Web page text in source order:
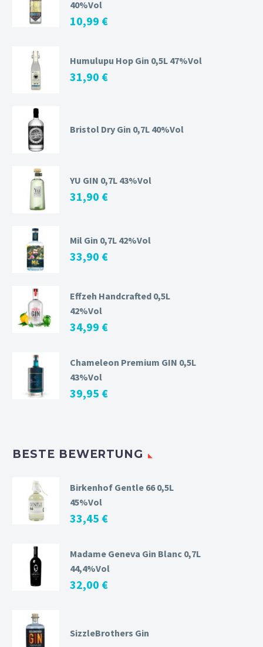
40%Vol
10,99 €
Humulupu Hop Gin 0,5L 47%Vol
31,90 €
Bristol Dry Gin 0,7L 40%Vol
YU GIN 0,7L 43%Vol
31,90 €
Mil Gin 0,7L 42%Vol
33,90 €
Effzeh Handcrafted 0,5L
42%Vol
34,99 €
Chameleon Premium GIN 0,5L
43%Vol
39,95 €
BESTE BEWERTUNG
Birkenhof Gentle 66 0,5L
45%Vol
33,45 €
Madame Geneva Gin Blanc 0,7L
44,4%Vol
32,00 €
SizzleBrothers Gin